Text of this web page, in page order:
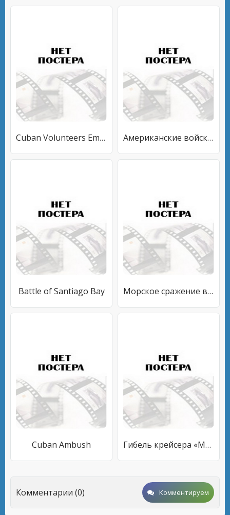
Cuban Volunteers Embarking Американские войска высаживаются в Дайкири, Куба
Battle of Santiago Bay Морское сражение вблизи Манилы
Cuban Ambush Гибель крейсера «Мэн»
Комментарии (0) Комментируем